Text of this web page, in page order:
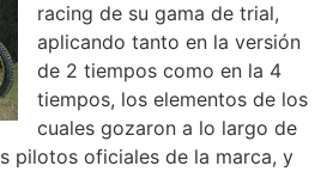
racing de su gama de trial,
aplicando tanto en la versión
de 2 tiempos como en la 4
tiempos, los elementos de los
cuales gozaron a lo largo de
pilotos oficiales de la marca, y